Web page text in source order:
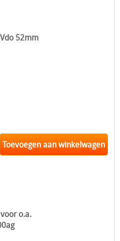
52mm
Toevoegen aan winkelwagen
o.a.